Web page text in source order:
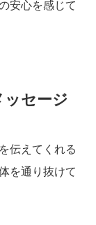
安心を感じて
ッセージ
伝えてくれる
を通り抜けて